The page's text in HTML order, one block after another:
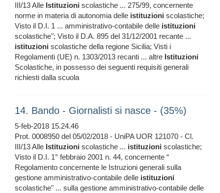
III/13 Alle Istituzioni scolastiche ... 275/99, concernente
norme in materia di autonomia delle istituzioni scolastiche;
Visto il D.I. 1 ... amministrativo-contabile delle istituzioni
scolastiche"; Visto il D.A. 895 del 31/12/2001 recante ...
istituzioni scolastiche della regione Sicilia; Visti i
Regolamenti (UE) n. 1303/2013 recanti ... altre Istituzioni
Scolastiche, in possesso dei seguenti requisiti generali
richiesti dalla scuola
14. Bando - Giornalisti si nasce - (35%)
5-feb-2018 15.24.46
Prot. 0008950 del 05/02/2018 - UniPA UOR 121070 - Cl.
III/13 Alle Istituzioni scolastiche ... istituzioni scolastiche;
Visto il D.I. 1° febbraio 2001 n. 44, concernente “
Regolamento concernente le Istruzioni generali sulla
gestione amministrativo-contabile delle istituzioni
scolastiche" ... sulla gestione amministrativo-contabile delle